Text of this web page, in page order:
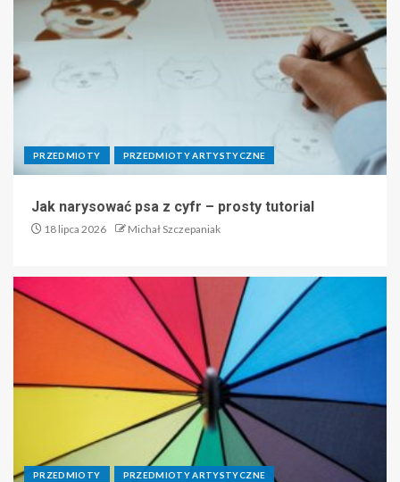
PRZEDMIOTY PRZEDMIOTY ARTYSTYCZNE
Jak narysować psa z cyfr – prosty tutorial
18 lipca 2026 Michał Szczepaniak
PRZEDMIOTY PRZEDMIOTY ARTYSTYCZNE